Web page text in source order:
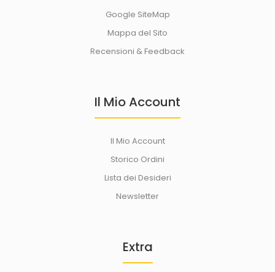
42,50€
essere utilizzato per aggiungere p..
Google SiteMap
Mappa del Sito
Recensioni & Feedback
Il Mio Account
Il Mio Account
Storico Ordini
Lista dei Desideri
Newsletter
Extra